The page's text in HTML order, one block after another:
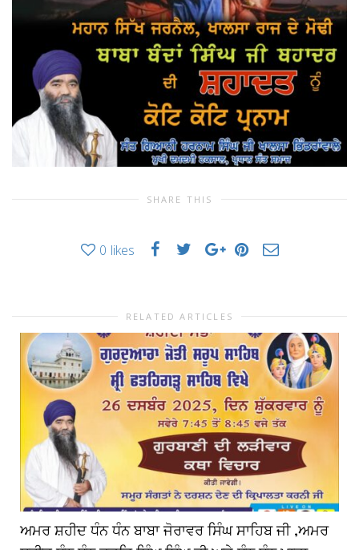
SHARE THIS
0 likes
RELATED ARTICLES
ਅਮਰ ਸ਼ਹੀਦ ਧੰਨ ਧੰਨ ਬਾਬਾ ਜੋਰਾਵਰ ਸਿੰਘ ਸਾਹਿਬ ਜੀ ,ਅਮਰ